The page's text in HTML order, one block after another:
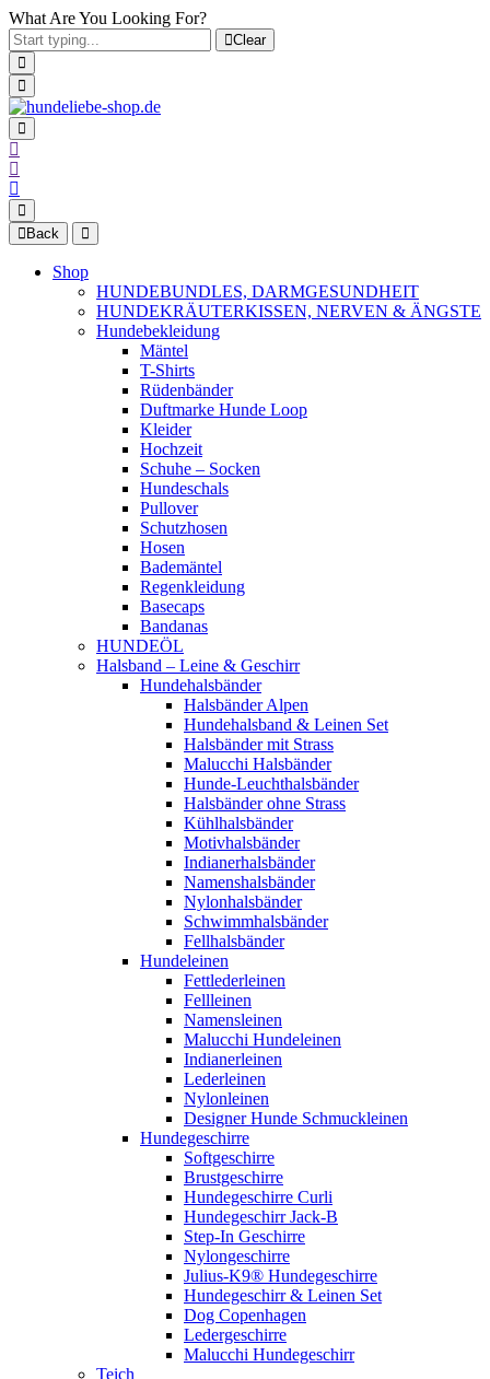
What Are You Looking For?
Clear
Back
Shop
HUNDEBUNDLES, DARMGESUNDHEIT
HUNDEKRÄUTERKISSEN, NERVEN & ÄNGSTE
Hundebekleidung
Mäntel
T-Shirts
Rüdenbänder
Duftmarke Hunde Loop
Kleider
Hochzeit
Schuhe – Socken
Hundeschals
Pullover
Schutzhosen
Hosen
Bademäntel
Regenkleidung
Basecaps
Bandanas
HUNDEÖL
Halsband – Leine & Geschirr
Hundehalsbänder
Halsbänder Alpen
Hundehalsband & Leinen Set
Halsbänder mit Strass
Malucchi Halsbänder
Hunde-Leuchthalsbänder
Halsbänder ohne Strass
Kühlhalsbänder
Motivhalsbänder
Indianerhalsbänder
Namenshalsbänder
Nylonhalsbänder
Schwimmhalsbänder
Fellhalsbänder
Hundeleinen
Fettlederleinen
Fellleinen
Namensleinen
Malucchi Hundeleinen
Indianerleinen
Lederleinen
Nylonleinen
Designer Hunde Schmuckleinen
Hundegeschirre
Softgeschirre
Brustgeschirre
Hundegeschirre Curli
Hundegeschirr Jack-B
Step-In Geschirre
Nylongeschirre
Julius-K9® Hundegeschirre
Hundegeschirr & Leinen Set
Dog Copenhagen
Ledergeschirre
Malucchi Hundegeschirr
Teich